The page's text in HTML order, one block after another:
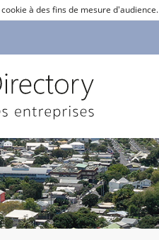
à des fins de mesure d'audience.